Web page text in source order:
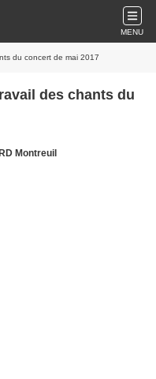
MENU
du concert de mai 2017
des chants du
Montreuil